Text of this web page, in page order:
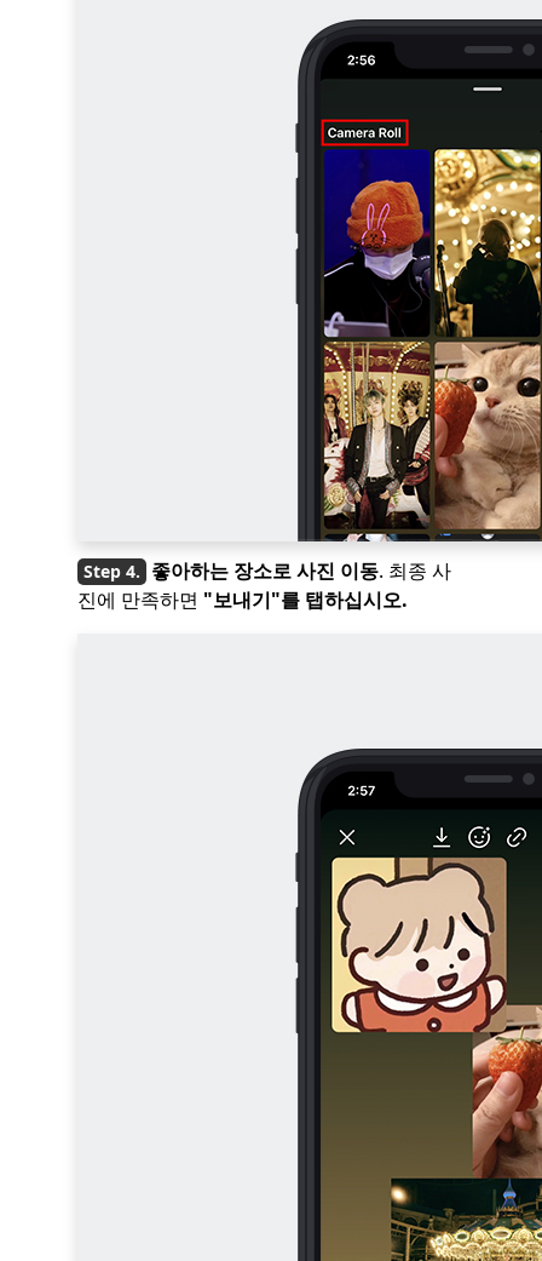
좋아하는 장소로 사진 이동. 최종 사
진에 만족하면 "보내기"를 탭하십시오.